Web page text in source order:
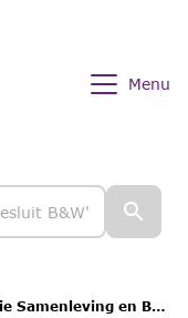
Menu
en Bestuur